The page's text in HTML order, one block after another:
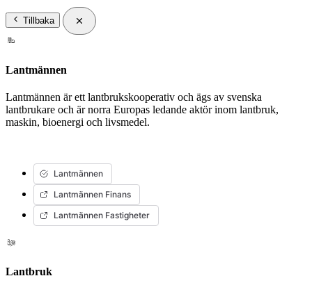
Tillbaka
Lantmännen
Lantmännen är ett lantbrukskooperativ och ägs av svenska
lantbrukare och är norra Europas ledande aktör inom lantbruk,
maskin, bioenergi och livsmedel.
Lantmännen
Lantmännen Finans
Lantmännen Fastigheter
Lantbruk